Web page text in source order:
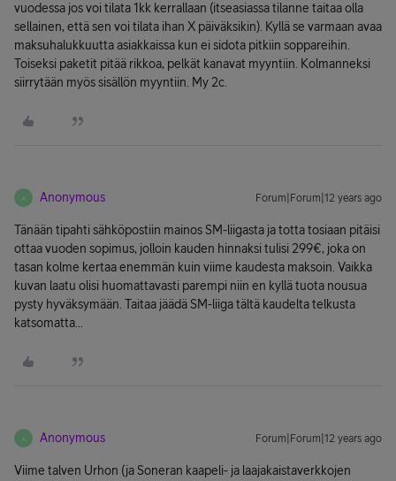
vuodessa jos voi tilata 1kk kerrallaan (itseasiassa tilanne taitaa olla
sellainen, että sen voi tilata ihan X päiväksikin). Kyllä se varmaan avaa
maksuhalukkuutta asiakkaissa kun ei sidota pitkiin soppareihin.
Toiseksi paketit pitää rikkoa, pelkät kanavat myyntiin. Kolmanneksi
siirrytään myös sisällön myyntiin. My 2c.
A Anonymous Forum|Forum|12 years ago
Tänään tipahti sähköpostiin mainos SM-liigasta ja totta tosiaan pitäisi
ottaa vuoden sopimus, jolloin kauden hinnaksi tulisi 299€, joka on
tasan kolme kertaa enemmän kuin viime kaudesta maksoin. Vaikka
kuvan laatu olisi huomattavasti parempi niin en kyllä tuota nousua
pysty hyväksymään. Taitaa jäädä SM-liiga tältä kaudelta telkusta
katsomatta...
A Anonymous Forum|Forum|12 years ago
Viime talven Urhon (ja Soneran kaapeli- ja laajakaistaverkkojen